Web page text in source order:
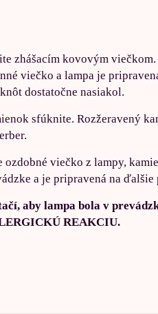
zhášacím kovovým
viečko a lampa je
dostatočne nasiakol.
sfúknite. Rozžeravený
viečko z lampy,
a je pripravená na ďalšie
aby lampa bola v
REAKCIU.